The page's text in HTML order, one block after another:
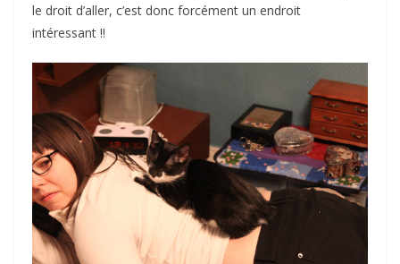
le droit d’aller, c’est donc forcément un endroit
intéressant !!